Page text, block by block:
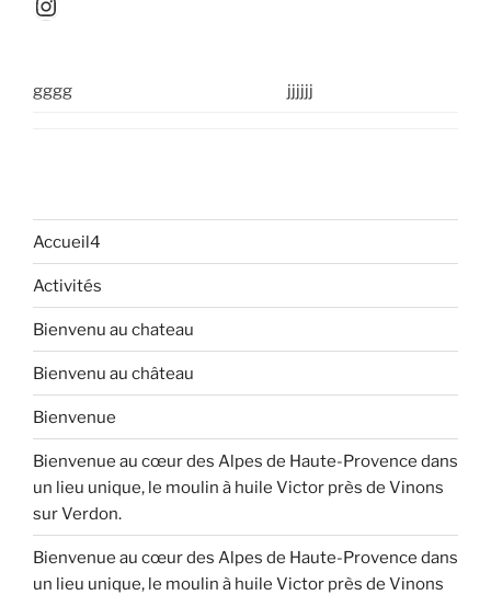
gggg jjjjjj
Accueil4
Activités
Bienvenu au chateau
Bienvenu au château
Bienvenue
Bienvenue au cœur des Alpes de Haute-Provence dans
un lieu unique, le moulin à huile Victor près de Vinons
sur Verdon.
Bienvenue au cœur des Alpes de Haute-Provence dans
un lieu unique, le moulin à huile Victor près de Vinons